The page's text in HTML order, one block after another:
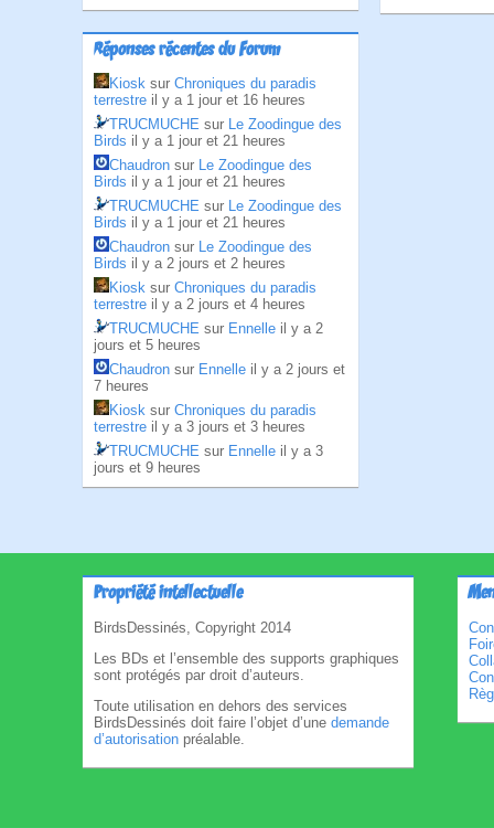
Réponses récentes du Forum
Kiosk sur Chroniques du paradis
terrestre il y a 1 jour et 16 heures
TRUCMUCHE sur Le Zoodingue des
Birds il y a 1 jour et 21 heures
Chaudron sur Le Zoodingue des
Birds il y a 1 jour et 21 heures
TRUCMUCHE sur Le Zoodingue des
Birds il y a 1 jour et 21 heures
Chaudron sur Le Zoodingue des
Birds il y a 2 jours et 2 heures
Kiosk sur Chroniques du paradis
terrestre il y a 2 jours et 4 heures
TRUCMUCHE sur Ennelle il y a 2
jours et 5 heures
Chaudron sur Ennelle il y a 2 jours et
7 heures
Kiosk sur Chroniques du paradis
terrestre il y a 3 jours et 3 heures
TRUCMUCHE sur Ennelle il y a 3
jours et 9 heures
Propriété intellectuelle
BirdsDessinés, Copyright 2014
Les BDs et l’ensemble des supports graphiques
sont protégés par droit d’auteurs.
Toute utilisation en dehors des services
BirdsDessinés doit faire l’objet d’une demande
d’autorisation préalable.